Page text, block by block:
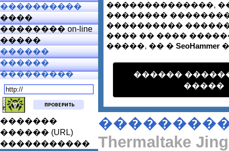
����������
����
�������� on-line
�����
������
������
���������
�������
������ (URL)
�����������
��������������,
��������
����������
���� �� ����
�����, �� � SeoHammer
������
�����
Thermaltake Jing